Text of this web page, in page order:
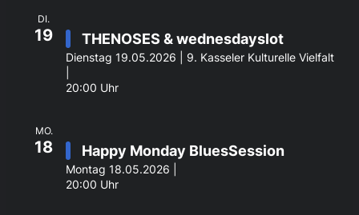
DI.
19 THENOSES & wednesdayslot
Dienstag 19.05.2026 | 9. Kasseler Kulturelle Vielfalt
20:00 Uhr
MO.
18 Happy Monday BluesSession
Montag 18.05.2026 |
20:00 Uhr